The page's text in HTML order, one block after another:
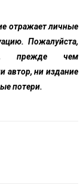
отражает личные
Пожалуйста,
прежде чем
автор, ни издание
потери.